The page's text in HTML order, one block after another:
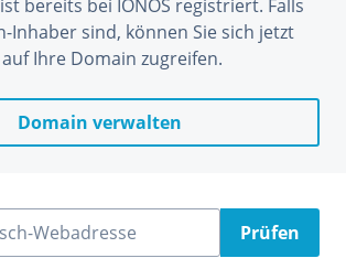
bereits bei IONOS registriert. Falls
Inhaber sind, können Sie sich jetzt
Ihre Domain zugreifen.
Domain verwalten
Webadresse Prüfen